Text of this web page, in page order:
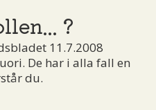
?
11.7.2008
De har i alla fall en
du.